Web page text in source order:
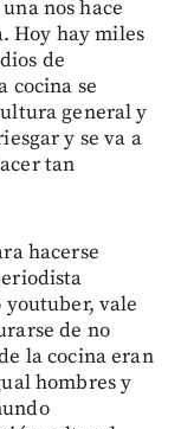
nos hace
Hoy hay miles
de
cocina se
general y
y se va a
tan
hacerse
vale
de no
la cocina eran
hombres y